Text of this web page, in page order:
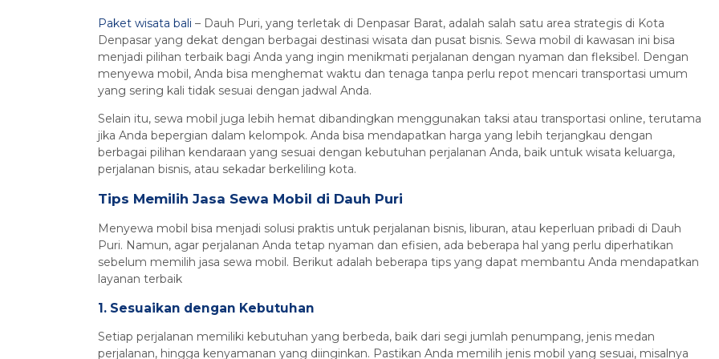
Paket wisata bali – Dauh Puri, yang terletak di Denpasar Barat, adalah salah satu area strategis di Kota
Denpasar yang dekat dengan berbagai destinasi wisata dan pusat bisnis. Sewa mobil di kawasan ini bisa
menjadi pilihan terbaik bagi Anda yang ingin menikmati perjalanan dengan nyaman dan fleksibel. Dengan
menyewa mobil, Anda bisa menghemat waktu dan tenaga tanpa perlu repot mencari transportasi umum
yang sering kali tidak sesuai dengan jadwal Anda.
Selain itu, sewa mobil juga lebih hemat dibandingkan menggunakan taksi atau transportasi online, terutama
jika Anda bepergian dalam kelompok. Anda bisa mendapatkan harga yang lebih terjangkau dengan
berbagai pilihan kendaraan yang sesuai dengan kebutuhan perjalanan Anda, baik untuk wisata keluarga,
perjalanan bisnis, atau sekadar berkeliling kota.
Tips Memilih Jasa Sewa Mobil di Dauh Puri
Menyewa mobil bisa menjadi solusi praktis untuk perjalanan bisnis, liburan, atau keperluan pribadi di Dauh
Puri. Namun, agar perjalanan Anda tetap nyaman dan efisien, ada beberapa hal yang perlu diperhatikan
sebelum memilih jasa sewa mobil. Berikut adalah beberapa tips yang dapat membantu Anda mendapatkan
layanan terbaik
1. Sesuaikan dengan Kebutuhan
Setiap perjalanan memiliki kebutuhan yang berbeda, baik dari segi jumlah penumpang, jenis medan
perjalanan, hingga kenyamanan yang diinginkan. Pastikan Anda memilih jenis mobil yang sesuai, misalnya